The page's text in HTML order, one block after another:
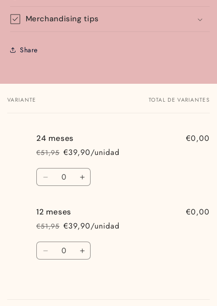
Merchandising tips
Share
Tu
VARIANTE TOTAL DE VARIANTES
24 meses
Precio
habitual
€51,95
Precio
de
oferta
€39,90/unidad
€0,00
Cantidad
Reducir
24
meses
Aumentar
meses
12 meses
Precio
habitual
€51,95
Precio
de
oferta
€39,90/unidad
€0,00
Cantidad
Reducir
Aumentar